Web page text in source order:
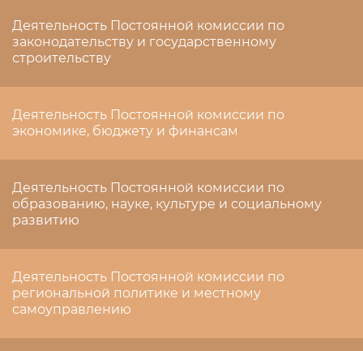
Деятельность Постоянной комиссии по
законодательству и государственному
строительству
Деятельность Постоянной комиссии по
экономике, бюджету и финансам
Деятельность Постоянной комиссии по
образованию, науке, культуре и социальному
развитию
Деятельность Постоянной комиссии по
региональной политике и местному
самоуправлению